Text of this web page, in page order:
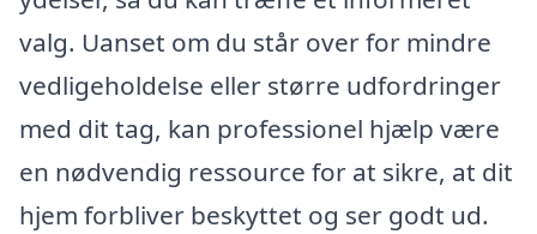
valg. Uanset om du står over for mindre
vedligeholdelse eller større udfordringer
med dit tag, kan professionel hjælp være
en nødvendig ressource for at sikre, at dit
hjem forbliver beskyttet og ser godt ud.